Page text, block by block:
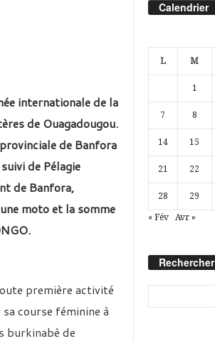
internationale de la
de Ouagadougou.
de Banfora
de Pélagie
de Banfora,
moto et la somme
première activité
course féminine à
burkinabè de
Calendrier
L M
1
7 8
14 15
21 22
28 29
« Fév Avr »
Rechercher